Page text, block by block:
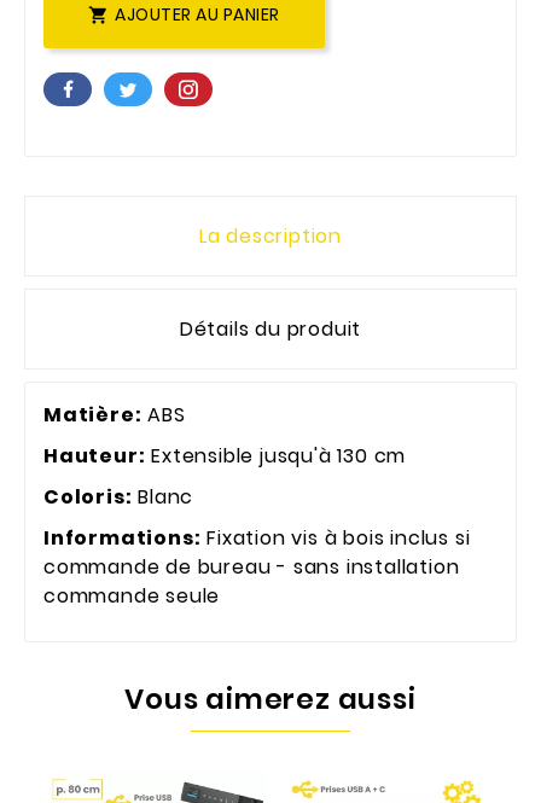
 AJOUTER AU PANIER
La description
Détails du produit
Matière: ABS
Hauteur: Extensible jusqu'à 130 cm
Coloris: Blanc
Informations: Fixation vis à bois inclus si
commande de bureau - sans installation
commande seule
Vous aimerez aussi